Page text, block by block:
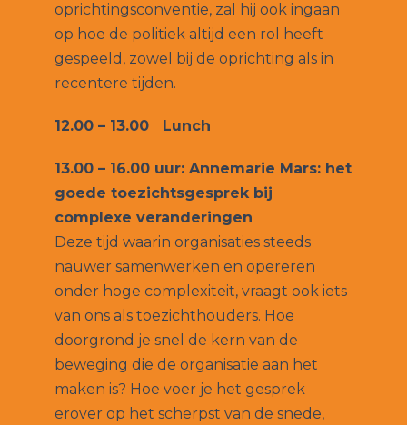
oprichtingsconventie, zal hij ook ingaan
op hoe de politiek altijd een rol heeft
gespeeld, zowel bij de oprichting als in
recentere tijden.
12.00 – 13.00 Lunch
13.00 – 16.00 uur: Annemarie Mars: het
goede toezichtsgesprek bij
complexe veranderingen
Deze tijd waarin organisaties steeds
nauwer samenwerken en opereren
onder hoge complexiteit, vraagt ook iets
van ons als toezichthouders. Hoe
doorgrond je snel de kern van de
beweging die de organisatie aan het
maken is? Hoe voer je het gesprek
erover op het scherpst van de snede,